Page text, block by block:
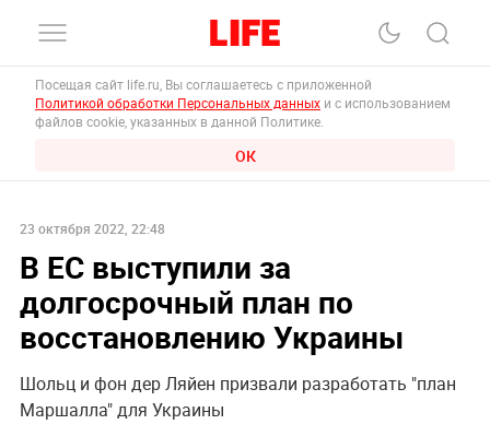
Посещая сайт life.ru, Вы соглашаетесь с приложенной
Политикой обработки Персональных данных и с использованием
файлов cookie, указанных в данной Политике.
ОК
23 октября 2022, 22:48
В ЕС выступили за
долгосрочный план по
восстановлению Украины
Шольц и фон дер Ляйен призвали разработать "план
Маршалла" для Украины